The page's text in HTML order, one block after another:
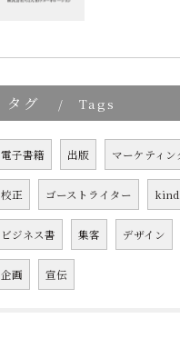
タグ Tags
電子書籍 出版 マーケティン
校正 ゴーストライター
ビジネス書 集客 デザイン
企画 宣伝